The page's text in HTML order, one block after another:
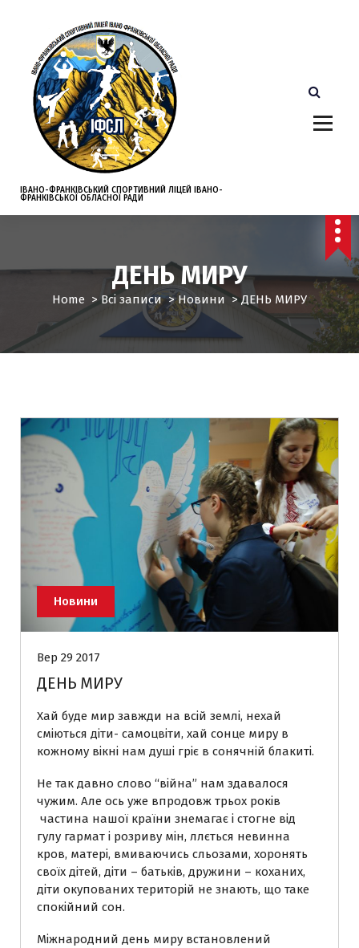
t
ІВАНО-ФРАНКІВСЬКИЙ СПОРТИВНИЙ ЛІЦЕЙ ІВАНО-
ФРАНКІВСЬКОЇ ОБЛАСНОЇ РАДИ
ДЕНЬ МИРУ
Home >Всі записи>Новини>ДЕНЬ МИРУ
Новини
Вер 29 2017
ДЕНЬ МИРУ
Хай буде мир завжди на всій землі, нехай
сміються діти- самоцвіти, хай сонце миру в
кожному вікні нам душі гріє в сонячній блакиті.
Не так давно слово “війна” нам здавалося
чужим. Але ось уже впродовж трьох років
частина нашої країни знемагає і стогне від
гулу гармат і розриву мін, ллється невинна
кров, матері, вмиваючись сльозами, хоронять
своїх дітей, діти – батьків, дружини – коханих,
діти окупованих територій не знають, що таке
спокійний сон.
Міжнародний день миру встановлений